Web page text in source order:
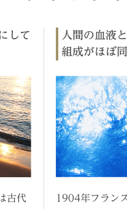
して
古代
人間の血液
組成がほぼ
1904年フラン